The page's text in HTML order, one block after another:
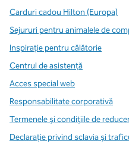
Carduri cadou Hilton (Europa)
Sejururi pentru animalele de
Inspirație pentru călătorie
Centrul de asistență
Acces special web
Responsabilitate corporativă
Termenele și condițiile de
Declarație privind sclavia și